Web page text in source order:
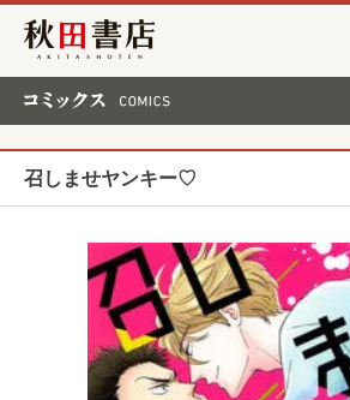
秋田書店
召しませヤンキー♡